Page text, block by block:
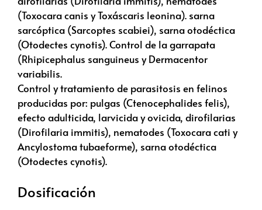
(Toxocara canis y Toxáscaris leonina). sarna
sarcóptica (Sarcoptes scabiei), sarna otodéctica
(Otodectes cynotis). Control de la garrapata
(Rhipicephalus sanguineus y Dermacentor
variabilis.
Control y tratamiento de parasitosis en felinos
producidas por: pulgas (Ctenocephalides felis),
efecto adulticida, larvicida y ovicida, dirofilarias
(Dirofilaria immitis), nematodes (Toxocara cati y
Ancylostoma tubaeforme), sarna otodéctica
(Otodectes cynotis).
Dosificación